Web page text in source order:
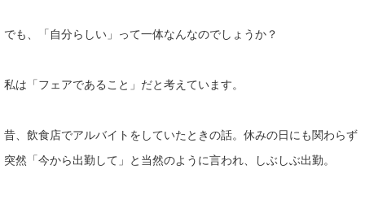
でも、「自分らしい」って一体なんなのでしょうか？
私は「フェアであること」だと考えています。
昔、飲食店でアルバイトをしていたときの話。休みの日にも関わらず
突然「今から出勤して」と当然のように言われ、しぶしぶ出勤。